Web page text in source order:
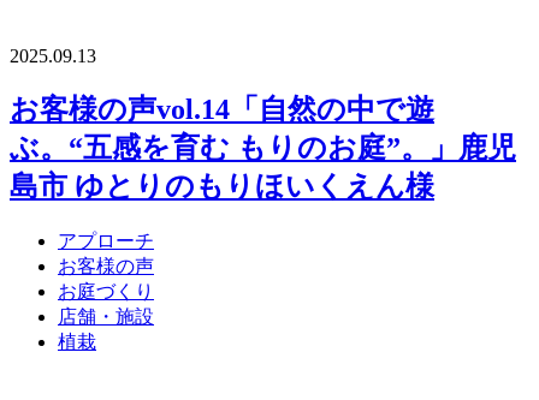
2025.09.13
お客様の声vol.14「自然の中で遊
ぶ。“五感を育む もりのお庭”。」鹿児
島市 ゆとりのもりほいくえん様
アプローチ
お客様の声
お庭づくり
店舗・施設
植栽